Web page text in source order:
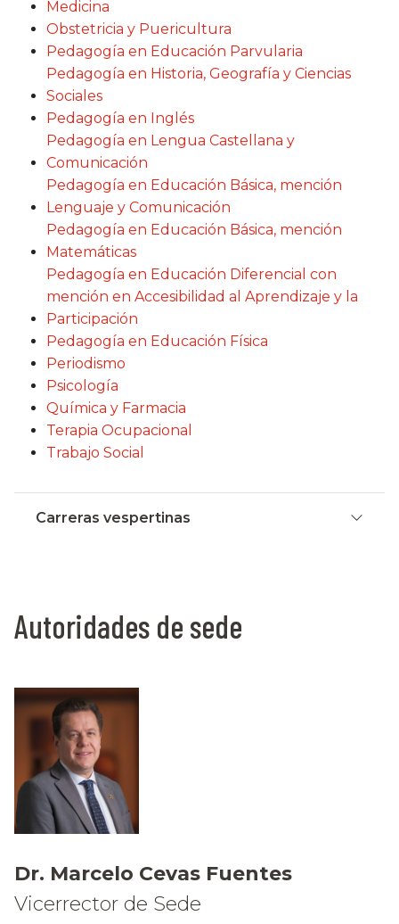
Medicina
Obstetricia y Puericultura
Pedagogía en Educación Parvularia
Pedagogía en Historia, Geografía y Ciencias
Sociales
Pedagogía en Inglés
Pedagogía en Lengua Castellana y
Comunicación
Pedagogía en Educación Básica, mención
Lenguaje y Comunicación
Pedagogía en Educación Básica, mención
Matemáticas
Pedagogía en Educación Diferencial con
mención en Accesibilidad al Aprendizaje y la
Participación
Pedagogía en Educación Física
Periodismo
Psicología
Química y Farmacia
Terapia Ocupacional
Trabajo Social
Carreras vespertinas
Autoridades de sede
Dr. Marcelo Cevas Fuentes
Vicerrector de Sede